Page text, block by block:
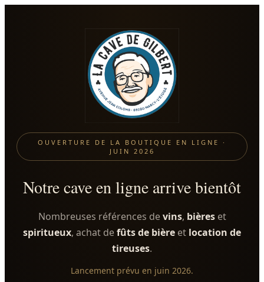
OUVERTURE DE LA BOUTIQUE EN LIGNE ·
JUIN 2026
Notre cave en ligne arrive bientôt
Nombreuses références devins, bièreset
spiritueux, achat defûts de bière et location de
tireuses.
Lancement prévu en juin 2026.